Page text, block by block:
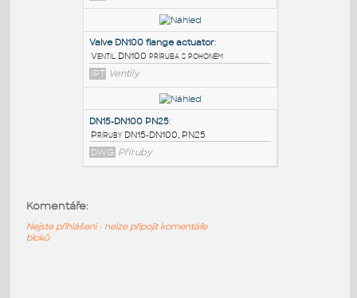
DN80 PN10-16:
Flange DN80 PN 10-16
DWG Příruby
Valve DN100 flange manual
Ventil DN100 příruba, manuální uzávěr
IPT Ventily
IPT Ventily
Komentáře:
Nejste přihlášeni - nelze připojit komentáře
bloků